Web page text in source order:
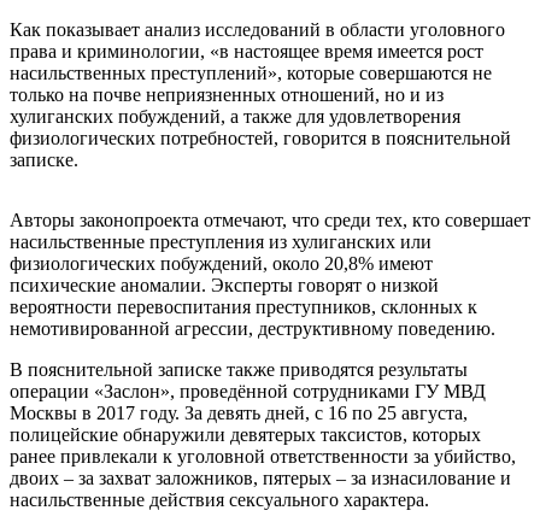
Как показывает анализ исследований в области уголовного
права и криминологии, «в настоящее время имеется рост
насильственных преступлений», которые совершаются не
только на почве неприязненных отношений, но и из
хулиганских побуждений, а также для удовлетворения
физиологических потребностей, говорится в пояснительной
записке.
Авторы законопроекта отмечают, что среди тех, кто совершает
насильственные преступления из хулиганских или
физиологических побуждений, около 20,8% имеют
психические аномалии. Эксперты говорят о низкой
вероятности перевоспитания преступников, склонных к
немотивированной агрессии, деструктивному поведению.
В пояснительной записке также приводятся результаты
операции «Заслон», проведённой сотрудниками ГУ МВД
Москвы в 2017 году. За девять дней, с 16 по 25 августа,
полицейские обнаружили девятерых таксистов, которых
ранее привлекали к уголовной ответственности за убийство,
двоих – за захват заложников, пятерых – за изнасилование и
насильственные действия сексуального характера.